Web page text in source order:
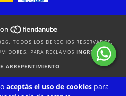
aceptás el uso de cookiespara
TODOS LOS DERECHOS RESERVADOS.
PARA RECLAMOS INGRESÁ ACÁ.
ARREPENTIMIENTO